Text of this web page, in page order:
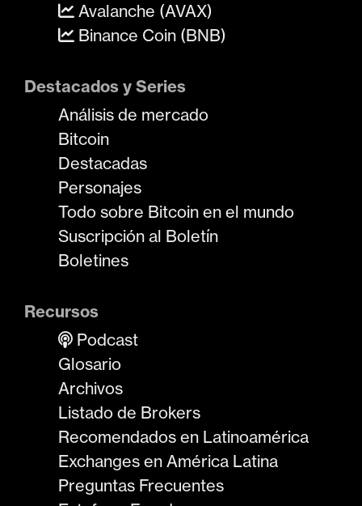
Avalanche (AVAX)
Binance Coin (BNB)
Destacados y Series
Análisis de mercado
Bitcoin
Destacadas
Personajes
Todo sobre Bitcoin en el mundo
Suscripción al Boletín
Boletines
Recursos
Podcast
Glosario
Archivos
Listado de Brokers
Recomendados en Latinoamérica
Exchanges en América Latina
Preguntas Frecuentes